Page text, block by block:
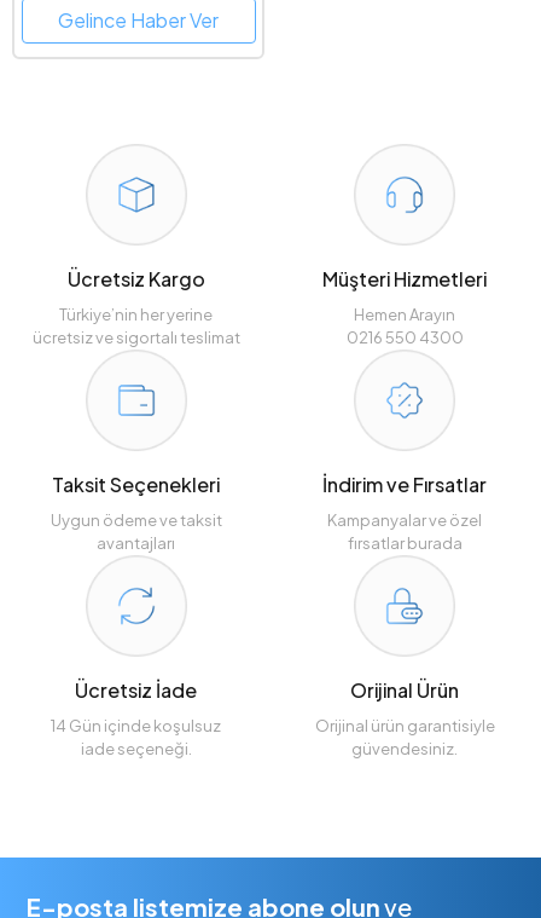
Gelince Haber Ver
Ücretsiz Kargo
Türkiye’nin her yerine
ücretsiz ve sigortalı teslimat
Müşteri Hizmetleri
Hemen Arayın
0216 550 4300
Taksit Seçenekleri
Uygun ödeme ve taksit
avantajları
İndirim ve Fırsatlar
Kampanyalar ve özel
fırsatlar burada
Ücretsiz İade
14 Gün içinde koşulsuz
iade seçeneği.
Orijinal Ürün
Orijinal ürün garantisiyle
güvendesiniz.
E-posta listemize abone olunve